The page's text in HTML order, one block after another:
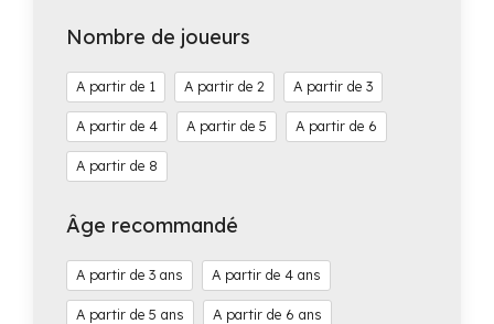
Nombre de joueurs
1 2 3
4 5 6
8
Âge recommandé
3 4
5 6